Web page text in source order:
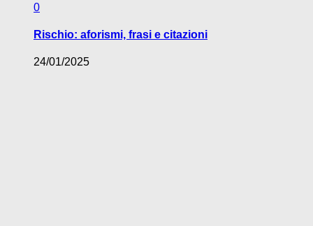
0
Rischio: aforismi, frasi e citazioni
24/01/2025